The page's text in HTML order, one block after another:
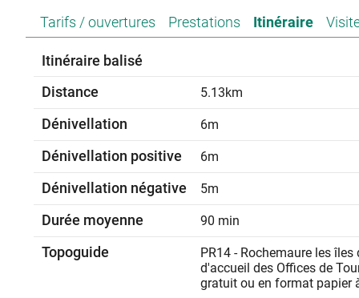
- Empruntez les sentiers balisés pour votre
- Les forêts traversées sont gérées et
- Préservez la nature : Emportez vos déchets, même
- N'allumez pas
- Ne cueillez pas les fruits, produits du travail des
ne paraissent pas
Tarifs / ouvertures Prestations Itinéraire
Itinéraire balisé
Distance
5.13km
Dénivellation 6m
Dénivellation positive 6m
Dénivellation négative 5m
Durée moyenne 90 min
Topoguide
PR14 - Rochemaure les
d'accueil des Offices de
gratuit ou en format papier